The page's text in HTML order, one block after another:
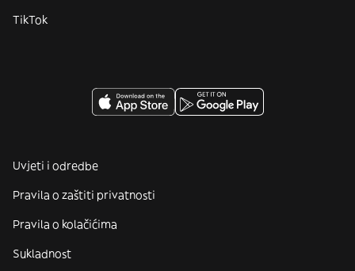
TikTok
Uvjeti i odredbe
Pravila o zaštiti privatnosti
Pravila o kolačićima
Sukladnost